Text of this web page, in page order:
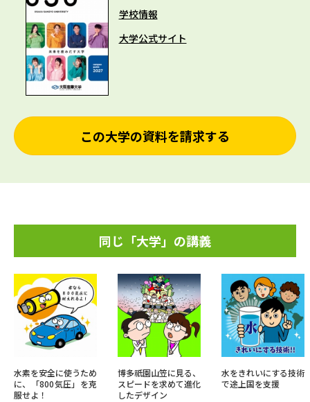
学校情報
大学公式サイト
この大学の資料を請求する
同じ「大学」の講義
水素を安全に使うため
に、「800気圧」を克
服せよ！
博多祇園山笠に見る、
スピードを求めて進化
したデザイン
水をきれいにする技術
で途上国を支援